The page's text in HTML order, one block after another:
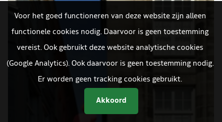
Voor het goed functioneren van deze website zijn alleen
functionele cookies nodig. Daarvoor is geen toestemming
vereist. Ook gebruikt deze website analytische cookies
(Google Analytics). Ook daarvoor is geen toestemming nodig.
Er worden geen tracking cookies gebruikt.
Akkoord